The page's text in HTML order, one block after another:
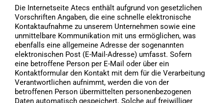
Die Internetseite Atecs enthält aufgrund von gesetzlichen
Vorschriften Angaben, die eine schnelle elektronische
Kontaktaufnahme zu unserem Unternehmen sowie eine
unmittelbare Kommunikation mit uns ermöglichen, was
ebenfalls eine allgemeine Adresse der sogenannten
elektronischen Post (E-Mail-Adresse) umfasst. Sofern
eine betroffene Person per E-Mail oder über ein
Kontaktformular den Kontakt mit dem für die Verarbeitung
Verantwortlichen aufnimmt, werden die von der
betroffenen Person übermittelten personenbezogenen
Daten automatisch gespeichert. Solche auf freiwilliger